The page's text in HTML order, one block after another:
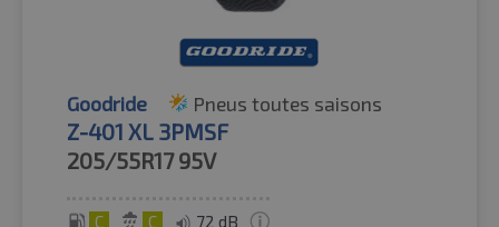
Goodride Pneus toutes saisons
Z-401 XL 3PMSF
205/55R17 95V
C C 72 dB